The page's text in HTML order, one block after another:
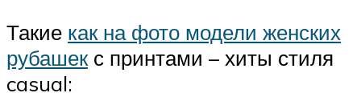
Такие как на фото модели женских
рубашекс принтами – хиты стиля
casual: